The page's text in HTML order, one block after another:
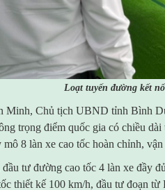
Loạt tuyến đường kết
Minh, Chủ tịch UBND tỉnh Bình
trọng điểm quốc gia có chiều
8 làn xe cao tốc hoàn chỉnh,
tư đường cao tốc 4 làn xe đầy
thiết kế 100 km/h, đầu tư đoạn